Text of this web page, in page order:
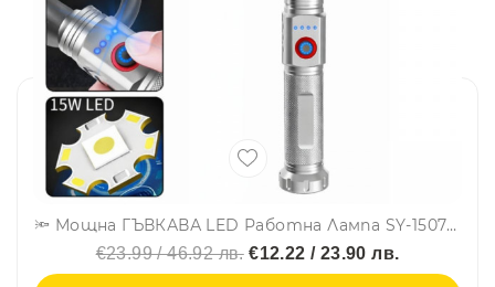
🔦 Мощна ГЪВКАВА LED Работна Лампа SY-1507 за труднодостъпни места, с три режима и силен магнит за закрепване
€23.99 / 46.92 лв.€12.22 / 23.90 лв.